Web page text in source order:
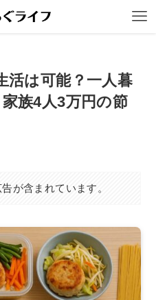
活は可能？一人暮
族4人3万円の節
が含まれています。